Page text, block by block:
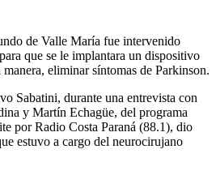
de Valle María fue intervenido
que se le implantara un dispositivo
eliminar síntomas de Parkinson.
Sabatini, durante una entrevista con
y Martín Echagüe, del programa
por Radio Costa Paraná (88.1), dio
estuvo a cargo del neurocirujano